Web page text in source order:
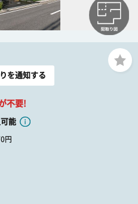
を通知する
不要!
能
円